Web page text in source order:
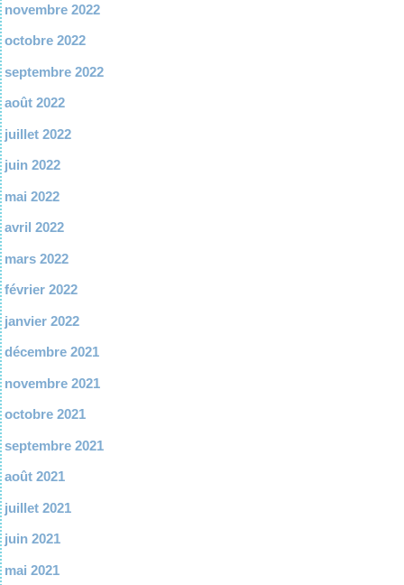
novembre 2022
octobre 2022
septembre 2022
août 2022
juillet 2022
juin 2022
mai 2022
avril 2022
mars 2022
février 2022
janvier 2022
décembre 2021
novembre 2021
octobre 2021
septembre 2021
août 2021
juillet 2021
juin 2021
mai 2021